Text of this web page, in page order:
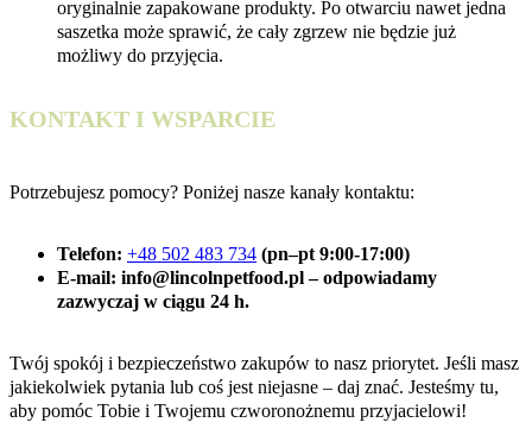
oryginalnie zapakowane produkty. Po otwarciu nawet jedna
saszetka może sprawić, że cały zgrzew nie będzie już
możliwy do przyjęcia.
KONTAKT I WSPARCIE
Potrzebujesz pomocy? Poniżej nasze kanały kontaktu:
Telefon: +48 502 483 734 (pn–pt 9:00‑17:00)
E‑mail: info@lincolnpetfood.pl – odpowiadamy
zazwyczaj w ciągu 24 h.
Twój spokój i bezpieczeństwo zakupów to nasz priorytet. Jeśli masz
jakiekolwiek pytania lub coś jest niejasne – daj znać. Jesteśmy tu,
aby pomóc Tobie i Twojemu czworonożnemu przyjacielowi!